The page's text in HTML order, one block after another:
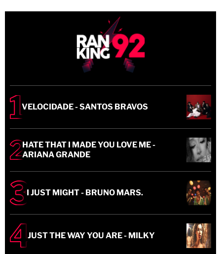
VELOCIDADE - SANTOS BRAVOS
HATE THAT I MADE YOU LOVE ME -
ARIANA GRANDE
I JUST MIGHT - BRUNO MARS.
JUST THE WAY YOU ARE - MILKY